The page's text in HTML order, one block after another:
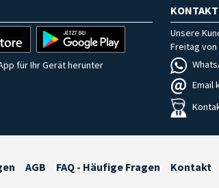
für Ihr Gerät herunter
KONTAKT
Unsere
Freitag von
Email
AGB FAQ - Häufige Fragen Kontakt